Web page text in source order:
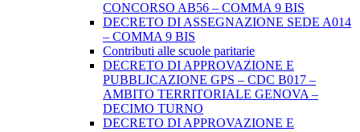
CONCORSO AB56 – COMMA 9 BIS
DECRETO DI ASSEGNAZIONE SEDE A014
– COMMA 9 BIS
Contributi alle scuole paritarie
DECRETO DI APPROVAZIONE E
PUBBLICAZIONE GPS – CDC B017 –
AMBITO TERRITORIALE GENOVA –
DECIMO TURNO
DECRETO DI APPROVAZIONE E